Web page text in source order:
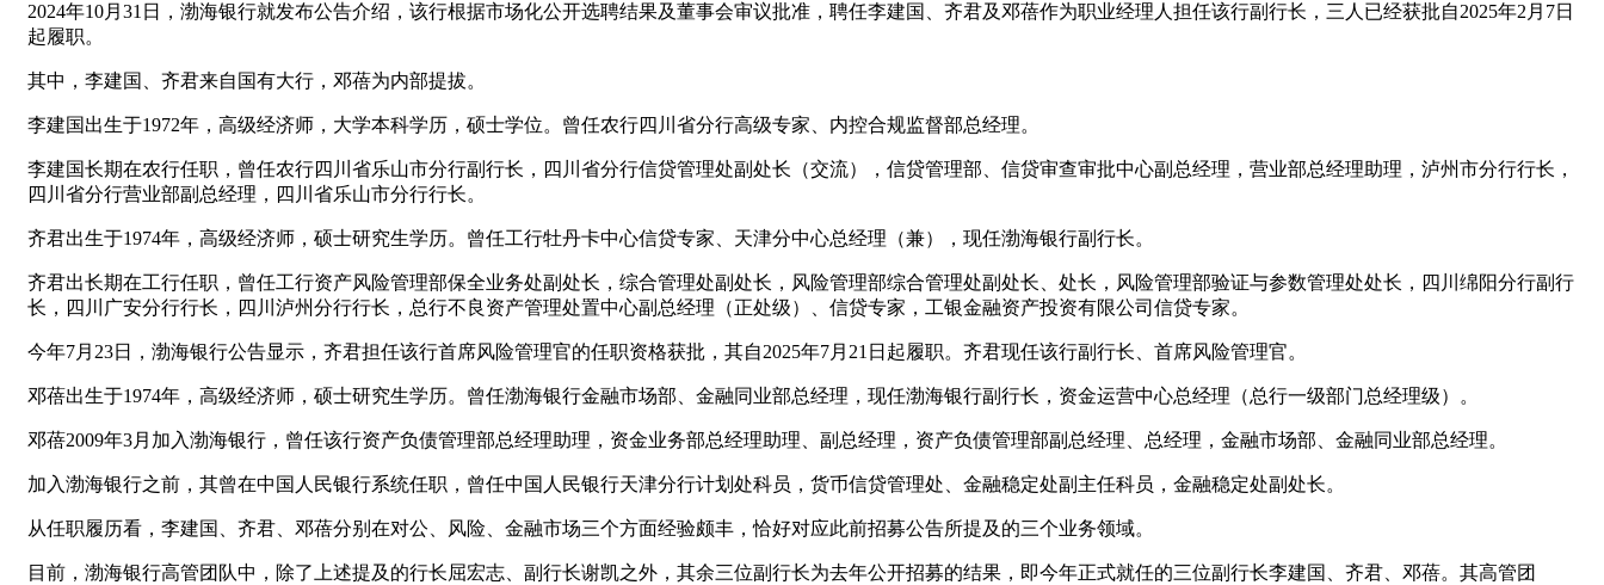
2024年10月31日，渤海银行就发布公告介绍，该行根据市场化公开选聘结果及董事会审议批准，聘任李建国、齐君及邓蓓作为职业经理人担任该行副行长，三人已经获批自2025年2月7日
起履职。
其中，李建国、齐君来自国有大行，邓蓓为内部提拔。
李建国出生于1972年，高级经济师，大学本科学历，硕士学位。曾任农行四川省分行高级专家、内控合规监督部总经理。
李建国长期在农行任职，曾任农行四川省乐山市分行副行长，四川省分行信贷管理处副处长（交流），信贷管理部、信贷审查审批中心副总经理，营业部总经理助理，泸州市分行行长，
四川省分行营业部副总经理，四川省乐山市分行行长。
齐君出生于1974年，高级经济师，硕士研究生学历。曾任工行牡丹卡中心信贷专家、天津分中心总经理（兼），现任渤海银行副行长。
齐君出长期在工行任职，曾任工行资产风险管理部保全业务处副处长，综合管理处副处长，风险管理部综合管理处副处长、处长，风险管理部验证与参数管理处处长，四川绵阳分行副行
长，四川广安分行行长，四川泸州分行行长，总行不良资产管理处置中心副总经理（正处级）、信贷专家，工银金融资产投资有限公司信贷专家。
今年7月23日，渤海银行公告显示，齐君担任该行首席风险管理官的任职资格获批，其自2025年7月21日起履职。齐君现任该行副行长、首席风险管理官。
邓蓓出生于1974年，高级经济师，硕士研究生学历。曾任渤海银行金融市场部、金融同业部总经理，现任渤海银行副行长，资金运营中心总经理（总行一级部门总经理级）。
邓蓓2009年3月加入渤海银行，曾任该行资产负债管理部总经理助理，资金业务部总经理助理、副总经理，资产负债管理部副总经理、总经理，金融市场部、金融同业部总经理。
加入渤海银行之前，其曾在中国人民银行系统任职，曾任中国人民银行天津分行计划处科员，货币信贷管理处、金融稳定处副主任科员，金融稳定处副处长。
从任职履历看，李建国、齐君、邓蓓分别在对公、风险、金融市场三个方面经验颇丰，恰好对应此前招募公告所提及的三个业务领域。
目前，渤海银行高管团队中，除了上述提及的行长屈宏志、副行长谢凯之外，其余三位副行长为去年公开招募的结果，即今年正式就任的三位副行长李建国、齐君、邓蓓。其高管团